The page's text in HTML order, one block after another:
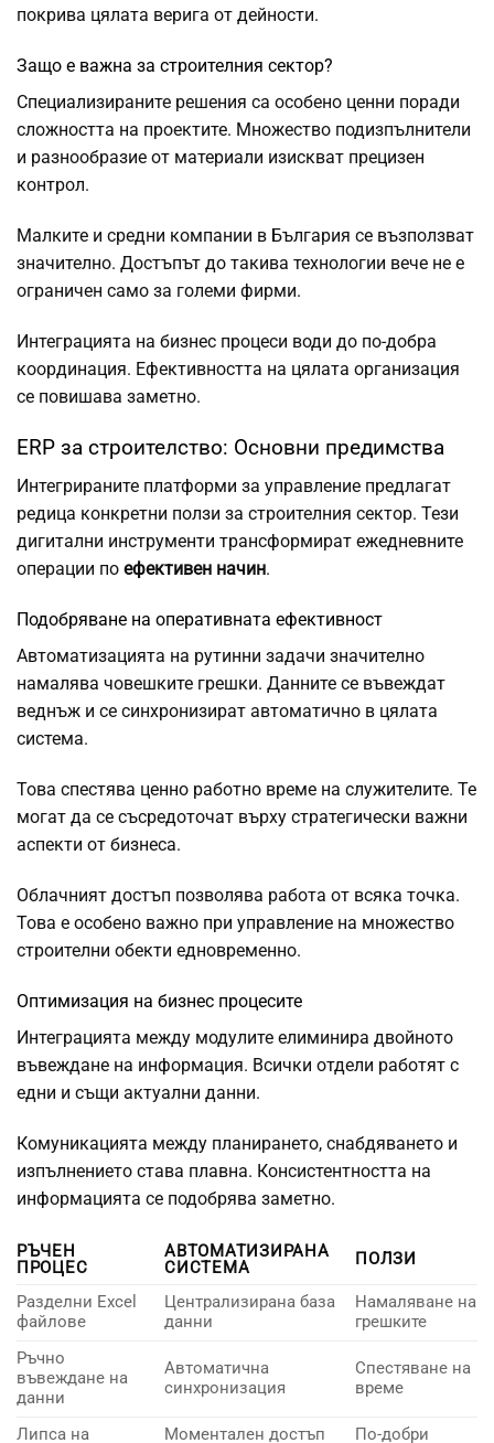
покрива цялата верига от дейности.
Защо е важна за строителния сектор?
Специализираните решения са особено ценни поради
сложността на проектите. Множество подизпълнители
и разнообразие от материали изискват прецизен
контрол.
Малките и средни компании в България се възползват
значително. Достъпът до такива технологии вече не е
ограничен само за големи фирми.
Интеграцията на бизнес процеси води до по-добра
координация. Ефективността на цялата организация
се повишава заметно.
ERP за строителство: Основни предимства
Интегрираните платформи за управление предлагат
редица конкретни ползи за строителния сектор. Тези
дигитални инструменти трансформират ежедневните
операции по ефективен начин.
Подобряване на оперативната ефективност
Автоматизацията на рутинни задачи значително
намалява човешките грешки. Данните се въвеждат
веднъж и се синхронизират автоматично в цялата
система.
Това спестява ценно работно време на служителите. Те
могат да се съсредоточат върху стратегически важни
аспекти от бизнеса.
Облачният достъп позволява работа от всяка точка.
Това е особено важно при управление на множество
строителни обекти едновременно.
Оптимизация на бизнес процесите
Интеграцията между модулите елиминира двойното
въвеждане на информация. Всички отдели работят с
едни и същи актуални данни.
Комуникацията между планирането, снабдяването и
изпълнението става плавна. Консистентността на
информацията се подобрява заметно.
РЪЧЕН
ПРОЦЕС
АВТОМАТИЗИРАНА
СИСТЕМА
ПОЛЗИ
Разделни Excel
файлове
Централизирана база
данни
Намаляване на
грешките
Ръчно
въвеждане на
данни
Автоматична
синхронизация
Спестяване на
време
Липса на Моментален достъп По-добри